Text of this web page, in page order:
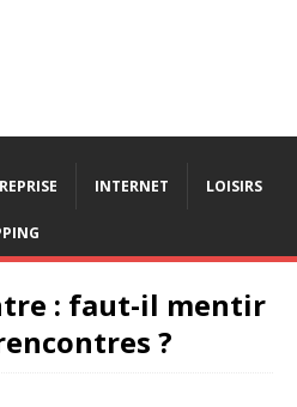
INTERNET LOISIRS
: faut-il mentir
?